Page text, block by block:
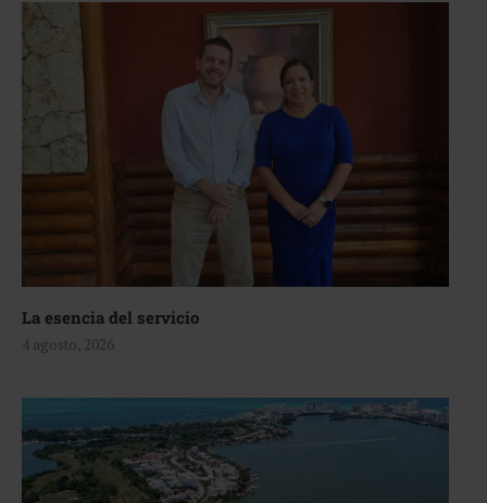
La esencia del servicio
4 agosto, 2026